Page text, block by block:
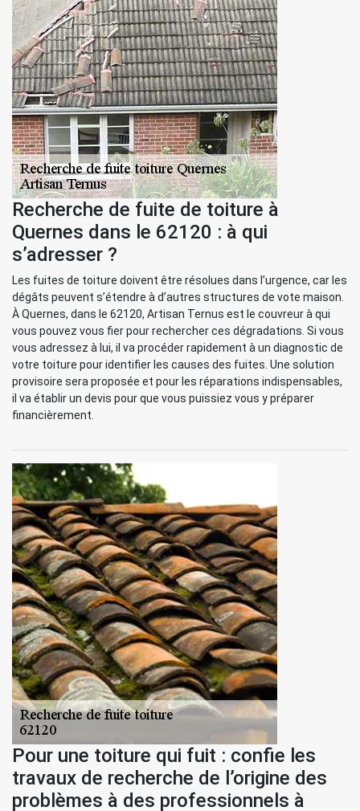
Recherche de fuite de toiture à
Quernes dans le 62120 : à qui
s’adresser ?
Les fuites de toiture doivent être résolues dans l’urgence, car les
dégâts peuvent s’étendre à d’autres structures de vote maison.
À Quernes, dans le 62120, Artisan Ternus est le couvreur à qui
vous pouvez vous fier pour rechercher ces dégradations. Si vous
vous adressez à lui, il va procéder rapidement à un diagnostic de
votre toiture pour identifier les causes des fuites. Une solution
provisoire sera proposée et pour les réparations indispensables,
il va établir un devis pour que vous puissiez vous y préparer
financièrement.
Pour une toiture qui fuit : confie les
travaux de recherche de l’origine des
problèmes à des professionnels à